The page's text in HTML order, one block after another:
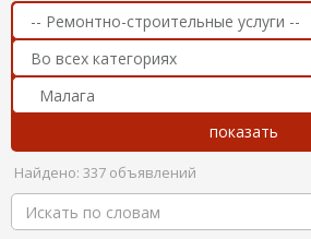
Найдено: 337 объявлений